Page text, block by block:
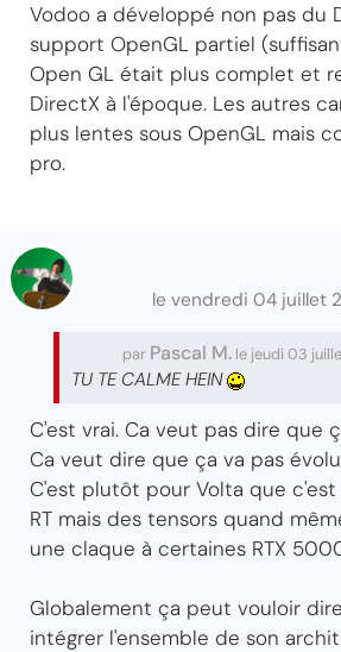
Vodoo a développé non pas du
support OpenGL partiel
Open GL était plus complet et
DirectX à l'époque. Les autres
plus lentes sous OpenGL mais
pro.
le vendredi 04 juillet
par Pascal M. le jeudi 03
TU TE CALME HEIN
C'est vrai. Ca veut pas dire que
Ca veut dire que ça va pas
C'est plutôt pour Volta que c'est
RT mais des tensors quand
une claque à certaines RTX
Globalement ça peut vouloir
intégrer l'ensemble de son